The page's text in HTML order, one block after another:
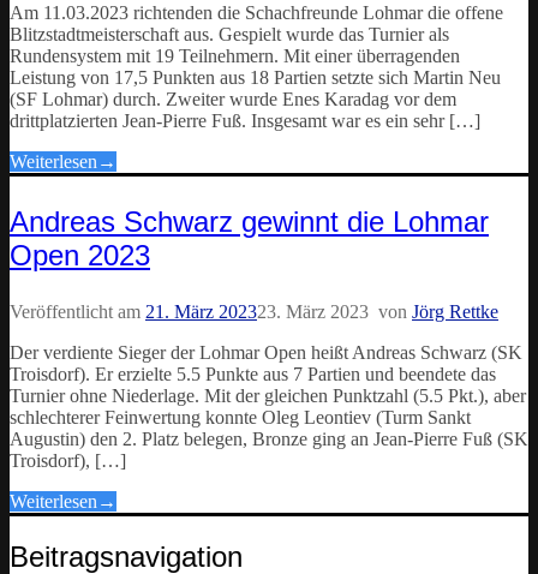
Am 11.03.2023 richtenden die Schachfreunde Lohmar die offene
Blitzstadtmeisterschaft aus. Gespielt wurde das Turnier als
Rundensystem mit 19 Teilnehmern. Mit einer überragenden
Leistung von 17,5 Punkten aus 18 Partien setzte sich Martin Neu
(SF Lohmar) durch. Zweiter wurde Enes Karadag vor dem
drittplatzierten Jean-Pierre Fuß. Insgesamt war es ein sehr […]
Weiterlesen →
Andreas Schwarz gewinnt die Lohmar
Open 2023
Veröffentlicht am 21. März 202323. März 2023 von Jörg Rettke
Der verdiente Sieger der Lohmar Open heißt Andreas Schwarz (SK
Troisdorf). Er erzielte 5.5 Punkte aus 7 Partien und beendete das
Turnier ohne Niederlage. Mit der gleichen Punktzahl (5.5 Pkt.), aber
schlechterer Feinwertung konnte Oleg Leontiev (Turm Sankt
Augustin) den 2. Platz belegen, Bronze ging an Jean-Pierre Fuß (SK
Troisdorf), […]
Weiterlesen →
Beitragsnavigation